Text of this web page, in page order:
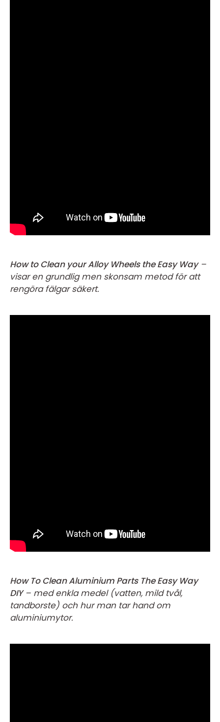
How to Clean your Alloy Wheels the Easy Way–
visar en grundlig men skonsam metod för att
rengöra fälgar säkert.
How To Clean Aluminium Parts The Easy Way
DIY– med enkla medel (vatten, mild tvål,
tandborste) och hur man tar hand om
aluminiumytor.